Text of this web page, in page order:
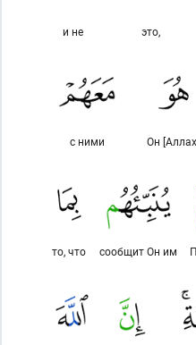
это,
и не
Он
с ними
сообщит Он им
то, что